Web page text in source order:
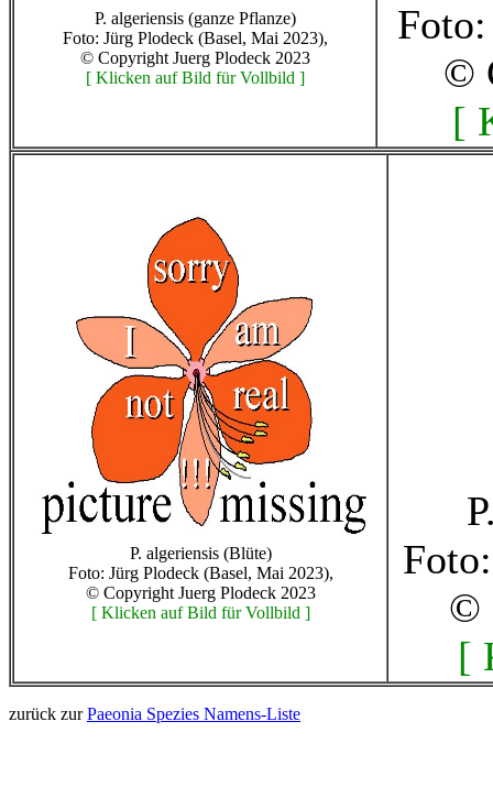
P. algeriensis (ganze Pflanze)
Foto: Jürg Plodeck (Basel, Mai 2023),
© Copyright Juerg Plodeck 2023
[ Klicken auf Bild für Vollbild ]
©
[
P. algeriensis (Blüte)
Foto: Jürg Plodeck (Basel, Mai 2023),
© Copyright Juerg Plodeck 2023
[ Klicken auf Bild für Vollbild ]
©
[
zurück zurPaeonia Spezies Namens-Liste